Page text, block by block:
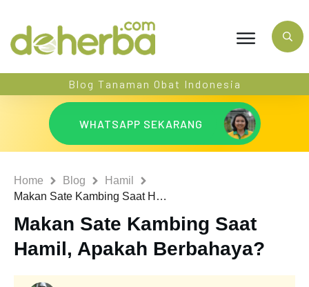
Blog Tanaman Obat Indonesia
WHATSAPP SEKARANG
Home Blog
Hamil
Makan Sate Kambing Saat Hamil, Apakah Berbahaya?
Makan Sate Kambing Saat
Hamil, Apakah Berbahaya?